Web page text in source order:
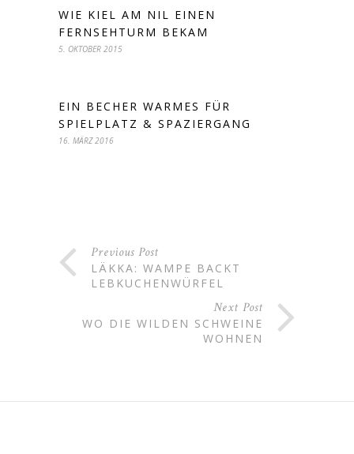
WIE KIEL AM NIL EINEN
FERNSEHTURM BEKAM
5. OKTOBER 2015
EIN BECHER WARMES FÜR
SPIELPLATZ & SPAZIERGANG
16. MÄRZ 2016
Previous Post
LÄKKA: WAMPE BACKT
LEBKUCHENWÜRFEL
Next Post
WO DIE WILDEN SCHWEINE
WOHNEN